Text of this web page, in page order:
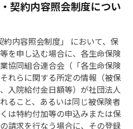
契約内容照会制度につい
約内容照会制度」 において、保
を申し込む場合に、各生命保険
協同組合連合会（「各生命保険
れらに関する所定の情報（被保
入院給付金日額等）が社団法人
ること、あるいは同じ被保険者
は特約付加等の申込みまたは保
請求を行なう場合に、その登録